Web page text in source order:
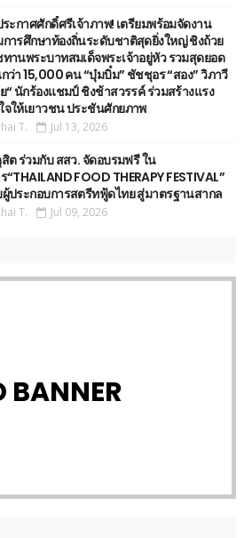
ระกาศศักดิ์ศรีเจ้าภาพ! เตรียมพร้อมจัดงาน
ารศึกษาท้องถิ่นระดับชาติสุดยิ่งใหญ่ ชิงถ้วย
านพระบาทสมเด็จพระเจ้าอยู่หัว รวมสุดยอด
ว่า 15,000 คน “บุ๋มบิ๋ม” ชัชชุอร “สอง” วิภาวี
“ นักร้องแชมป์ ชิงช้าสวรรค์ ร่วมสร้างแรง
ให้เยาวชน ประชันศักยภาพ
T. Jul 13, 2026
ต ร่วมกับ สสว. จัดอบรมฟรี ใน
“THAILAND FOOD THERAPY FESTIVAL”
ประกอบการสตรีทฟู้ดไทย สู่มาตรฐานสากล
T. Jul 09, 2026
BANNER